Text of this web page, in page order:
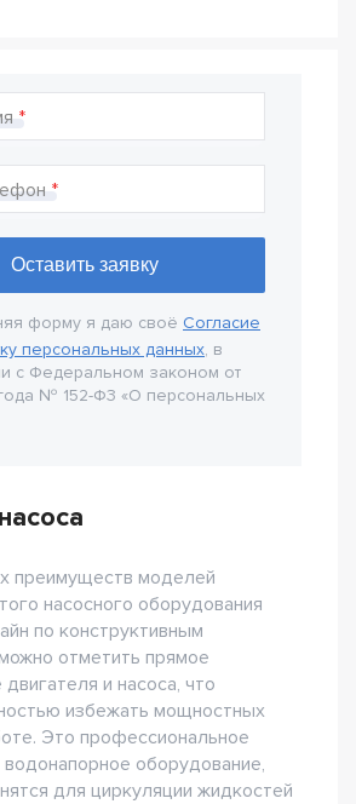
форму я даю своё Согласие
персональных данных, в
с Федеральном законом от
№ 152-Ф3 «О персональных
преимуществ моделей
насосного оборудования
по конструктивным
отметить прямое
и насоса, что
избежать мощностных
Это профессиональное
оборудование,
для циркуляции жидкостей